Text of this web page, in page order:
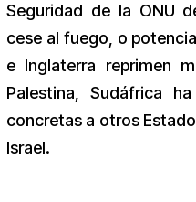
Seguridad de la ONU
cese al fuego, o
e Inglaterra reprimen
Palestina, Sudáfrica
concretas a otros
Israel.